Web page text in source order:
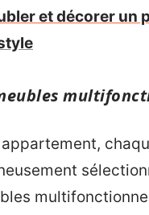
et décorer un